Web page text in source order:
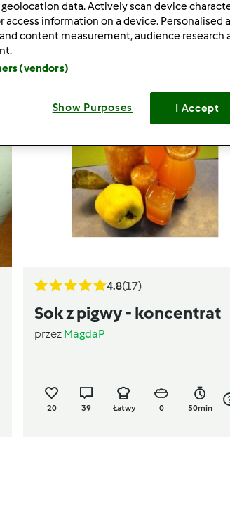
4.8(17)
Sok z pigwy - koncentrat
przez MagdaP
20 39 Łatwy 0 50min
geolocation data. Actively scan device
access information on a device. Personalised
content measurement, audience research
(vendors)
Show Purposes I Accept